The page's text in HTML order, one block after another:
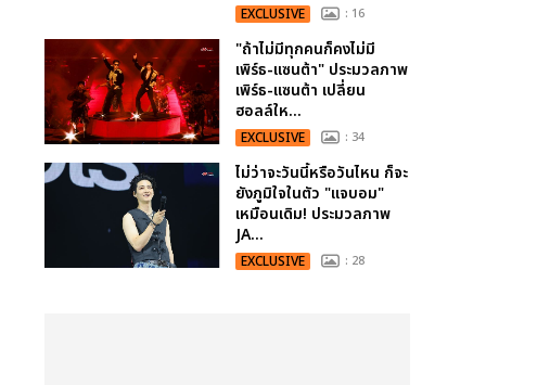
EXCLUSIVE : 16
"ถ้าไม่มีทุกคนก็คงไม่มี
เพิร์ธ-แซนต้า" ประมวลภาพ
เพิร์ธ-แซนต้า เปลี่ยน
ฮอลล์ให...
EXCLUSIVE : 34
ไม่ว่าจะวันนี้หรือวันไหน ก็จะ
ยังภูมิใจในตัว "แจบอม"
เหมือนเดิม! ประมวลภาพ
JA...
EXCLUSIVE : 28